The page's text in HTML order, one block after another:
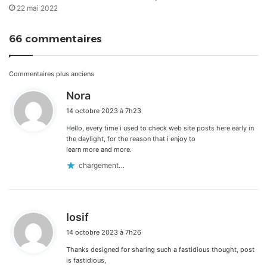
22 mai 2022
66 commentaires
Navigation
dans
les
commentaires
Commentaires plus anciens
Nora
t
:
14 octobre 2023 à 7h23
Hello, every time i used to check web site posts here early in
the daylight, for the reason that i enjoy to
learn more and more.
chargement…
Iosif
t
:
14 octobre 2023 à 7h26
Thanks designed for sharing such a fastidious thought, post
is fastidious,